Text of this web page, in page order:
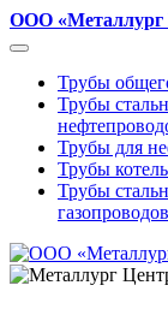
ООО «Металлург
Трубы
Трубы
Трубы для
Трубы
Трубы
газопроводов